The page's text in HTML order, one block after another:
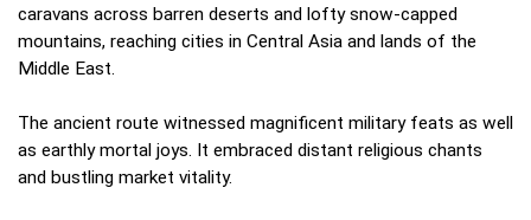
caravans across barren deserts and lofty snow-capped
mountains, reaching cities in Central Asia and lands of the
Middle East.
The ancient route witnessed magnificent military feats as well
as earthly mortal joys. It embraced distant religious chants
and bustling market vitality.